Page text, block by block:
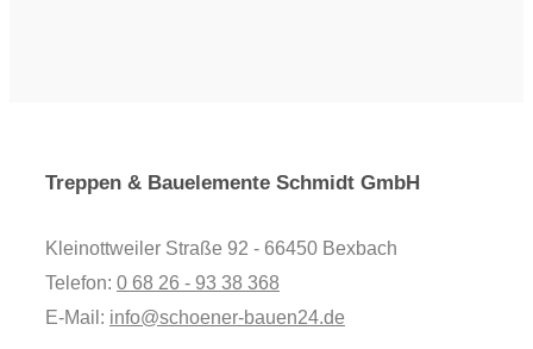
Treppen & Bauelemente Schmidt GmbH
Kleinottweiler Straße 92 - 66450 Bexbach
Telefon: 0 68 26 - 93 38 368
E-Mail: info@schoener-bauen24.de